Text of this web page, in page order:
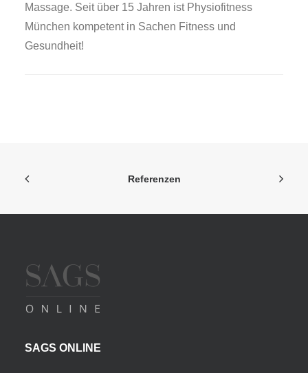
Massage. Seit über 15 Jahren ist Physiofitness
München kompetent in Sachen Fitness und
Gesundheit!
Referenzen
SAGS ONLINE